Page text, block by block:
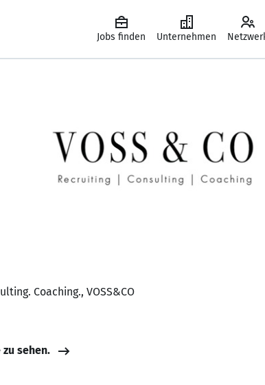
Jobs finden Unternehmen
Coaching., VOSS&CO
sehen.